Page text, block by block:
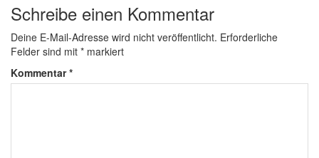
Schreibe einen Kommentar
Deine E-Mail-Adresse wird nicht veröffentlicht. Erforderliche
Felder sind mit * markiert
Kommentar*